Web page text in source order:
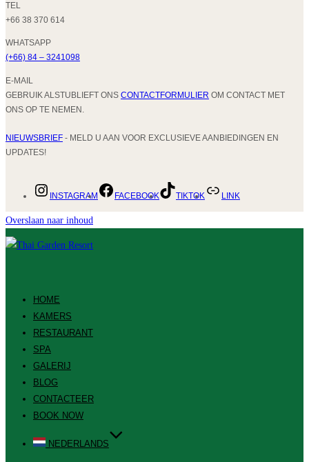
TEL
+66 38 370 614
WHATSAPP
(+66) 84 – 3241098
E-MAIL
GEBRUIK ALSTUBLIEFT ONS CONTACTFORMULIER OM CONTACT MET
ONS OP TE NEMEN.
NIEUWSBRIEF - MELD U AAN VOOR EXCLUSIEVE AANBIEDINGEN EN
UPDATES!
INSTAGRAM FACEBOOK TIKTOK LINK
Overslaan naar inhoud
HOME
KAMERS
RESTAURANT
SPA
GALERIJ
BLOG
CONTACTEER
BOOK NOW
NEDERLANDS